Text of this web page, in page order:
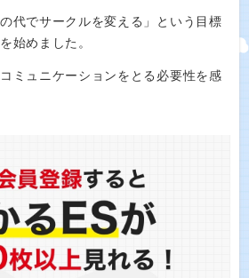
代でサークルを変える」という目標
始めました。
ミュニケーションをとる必要性を感